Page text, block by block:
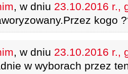
, w dniu 23.10.2016 r.,
kogo
, w dniu 23.10.2016 r.,
w wyborach przez